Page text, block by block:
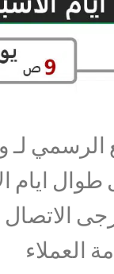
لـ
ايام
العملاء